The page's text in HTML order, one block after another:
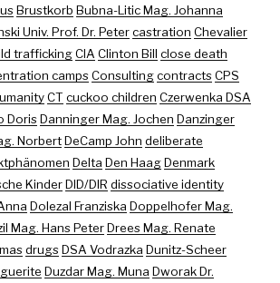
Brustkorb Bubna-Litic Mag. Johanna
Univ. Prof. Dr. Petercastration Chevalier
traffickingCIA Clinton Bill close death
campsConsultingcontractsCPS
CT cuckoo children Czerwenka DSA
DorisDanninger Mag. Jochen Danzinger
NorbertDeCamp John deliberate
Delta Den HaagDenmark
KinderDID/DIR dissociative identity
Dolezal Franziska Doppelhofer Mag.
Mag. Hans PeterDrees Mag. Renate
drugsDSA Vodrazka Dunitz-Scheer
Duzdar Mag. Muna Dworak Dr.